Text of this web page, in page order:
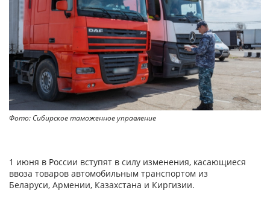
Фото: Сибирское таможенное управление
1 июня в России вступят в силу изменения, касающиеся
ввоза товаров автомобильным транспортом из
Беларуси, Армении, Казахстана и Киргизии.